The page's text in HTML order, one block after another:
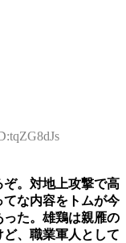
。対地上攻撃で高
な内容をトムが今
た。雄鶏は親雁の
、職業軍人として